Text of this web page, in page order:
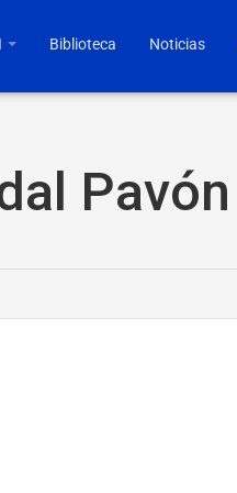
Biblioteca Noticias